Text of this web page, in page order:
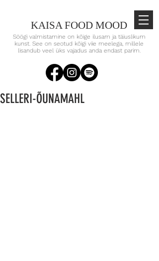
KAISA FOOD MOOD
Söögi valmistamine on kõige ilusam ja täiuslikum
kunst. See on seotud kõigi viie meelega, millele
lisandub veel üks vajadus anda endast parim.
SELLERI-ÕUNAMAHL